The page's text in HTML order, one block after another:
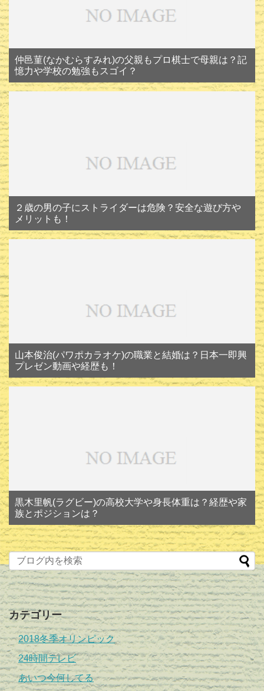
仲邑菫(なかむらすみれ)の父親もプロ棋士で母親は？記
憶力や学校の勉強もスゴイ？
２歳の男の子にストライダーは危険？安全な遊び方や
メリットも！
山本俊治(パワポカラオケ)の職業と結婚は？日本一即興
プレゼン動画や経歴も！
黒木里帆(ラグビー)の高校大学や身長体重は？経歴や家
族とポジションは？
カテゴリー
2018冬季オリンピック
24時間テレビ
あいつ今何してる